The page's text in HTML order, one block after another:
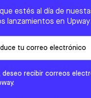
que estés al día de
lanzamientos en
deseo recibir correos